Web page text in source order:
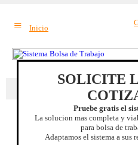
≡ Inicio
SOLICITE
Pruebe gratis el
La solucion mas completa y
para bolsa de
Adaptamos el sistema a sus
: Ingresos por
Jalisco, MEXICO
Sistema Bolsa de Trabajo